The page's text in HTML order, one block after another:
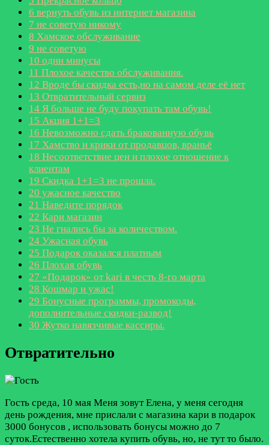
6 вернуть обувь из интернет магазина
7 не советую никому
8 Хамское обслуживание
9 не советую
10 одни минусы
11 Плохое качество обслуживания.
12 Вроде бы скидка есть,но на самом деле её нет
13 Отвратительный сервиз
14 Я больше не буду покупать там обувь!
15 Акция 1+1=3
16 Невозможно сдать бракованную обувь
17 Хамство и крики от продавцов, враньё
18 Несоответствие цен и плохое отношение к
клиентам
19 Скидка 1+1=3 не прошла.
20 ужасное качество
21 Наведите порядок
22 Кари магазин
23 Не гнались бы за количеством.
24 Ужасная обувь
25 Подарок оказался платным
26 Плохая обувь
27 «Подарок» от kari в честь 8-го марта
28 Кошмар и ужас!
29 Бонусные программы, промокоды,
дополнительные скидки-развод!
30 Жутко навязчивые кассиры.
Отвратительно
Гость среда, 10 мая Меня зовут Елена, у меня сегодня
день рождения, мне прислали с магазина кари в подарок
3000 бонусов , использовать бонусы можно до 7
суток.Естественно хотела купить обувь, но, не тут то было.